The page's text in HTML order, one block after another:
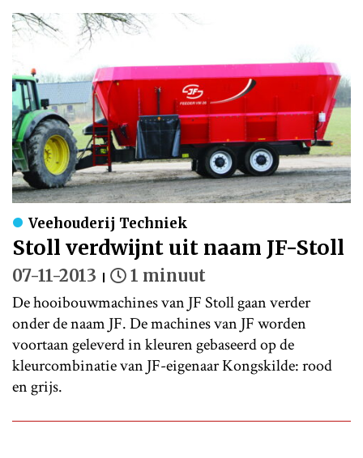
Veehouderij Techniek
Stoll verdwijnt uit naam JF-Stoll
07-11-2013 1 minuut
De hooibouwmachines van JF Stoll gaan verder
onder de naam JF. De machines van JF worden
voortaan geleverd in kleuren gebaseerd op de
kleurcombinatie van JF-eigenaar Kongskilde: rood
en grijs.